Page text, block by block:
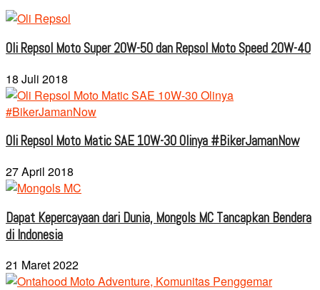
Oli Repsol Moto Super 20W-50 dan Repsol Moto Speed 20W-40
18 Juli 2018
Oli Repsol Moto Matic SAE 10W-30 Olinya #BikerJamanNow
27 April 2018
Dapat Kepercayaan dari Dunia, Mongols MC Tancapkan Bendera
di Indonesia
21 Maret 2022